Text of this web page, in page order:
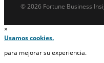
© 2026 Fortune Business
×
Usamos cookies.
para mejorar su experiencia.